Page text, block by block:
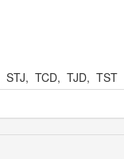
STJ, TCD, TJD, TST